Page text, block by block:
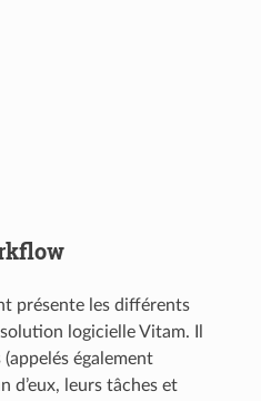
présente les différents
logicielle Vitam. Il
également
d’eux, leurs tâches et